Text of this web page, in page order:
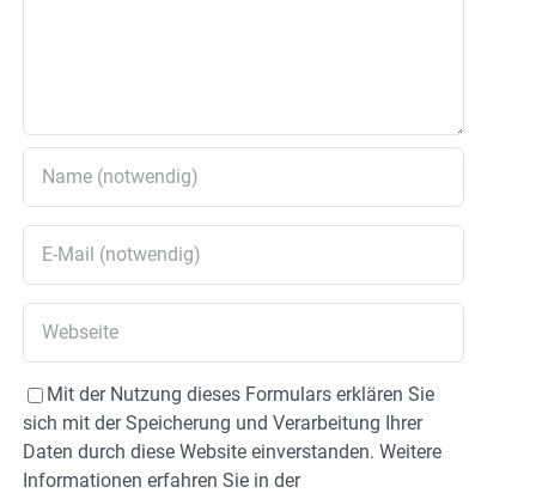
Mit der Nutzung dieses Formulars erklären Sie
sich mit der Speicherung und Verarbeitung Ihrer
Daten durch diese Website einverstanden. Weitere
Informationen erfahren Sie in der